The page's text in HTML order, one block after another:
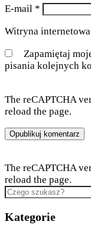
E-mail *
Witryna internetowa
Zapamiętaj
pisania kolejnych
The reCAPTCHA
reload the page.
The reCAPTCHA
reload the page.
Kategorie